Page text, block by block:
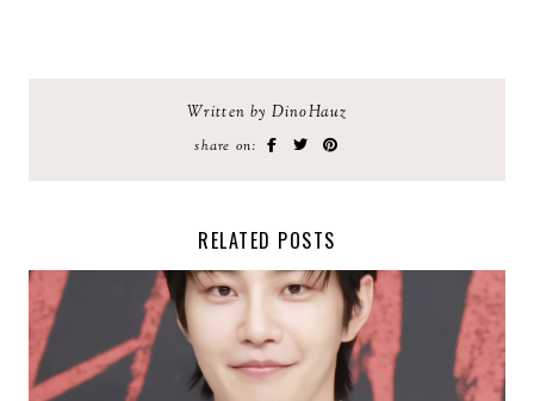
Written by DinoHauz
share on:
RELATED POSTS